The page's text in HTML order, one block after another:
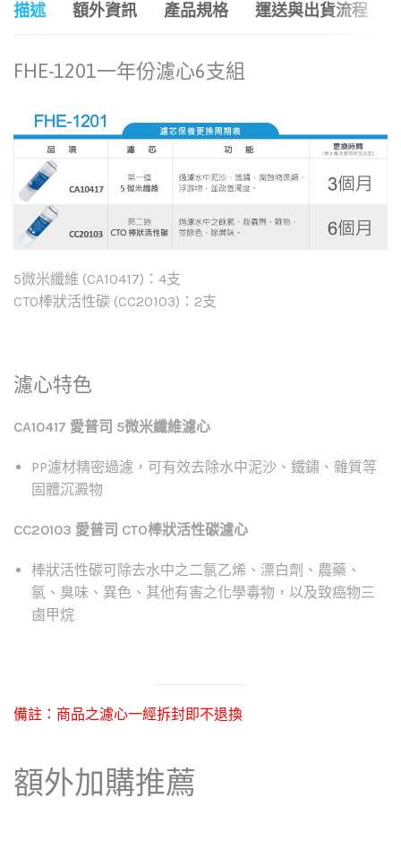
描述 額外資訊 產品規格 運送與出貨流程
FHE-1201一年份濾心6支組
5微米纖維 (CA10417)：4支
CTO棒狀活性碳 (CC20103)：2支
濾心特色
CA10417 愛普司 5微米纖維濾心
PP濾材精密過濾，可有效去除水中泥沙、鐵鏽、雜質等
固體沉澱物
CC20103 愛普司 CTO棒狀活性碳濾心
棒狀活性碳可除去水中之二氯乙烯、漂白劑、農藥、
氯、臭味、異色、其他有害之化學毒物，以及致癌物三
鹵甲烷
備註：商品之濾心一經拆封即不退換
額外加購推薦